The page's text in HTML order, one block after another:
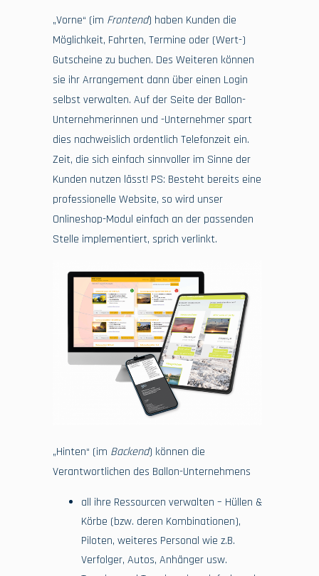
„Vorne“ (im Frontend) haben Kunden die
Möglichkeit, Fahrten, Termine oder (Wert-)
Gutscheine zu buchen. Des Weiteren können
sie ihr Arrangement dann über einen Login
selbst verwalten. Auf der Seite der Ballon-
Unternehmerinnen und -Unternehmer spart
dies nachweislich ordentlich Telefonzeit ein.
Zeit, die sich einfach sinnvoller im Sinne der
Kunden nutzen lässt! PS: Besteht bereits eine
professionelle Website, so wird unser
Onlineshop-Modul einfach an der passenden
Stelle implementiert, sprich verlinkt.
„Hinten“ (im Backend) können die
Verantwortlichen des Ballon-Unternehmens
all ihre Ressourcen verwalten – Hüllen &
Körbe (bzw. deren Kombinationen),
Piloten, weiteres Personal wie z.B.
Verfolger, Autos, Anhänger usw.